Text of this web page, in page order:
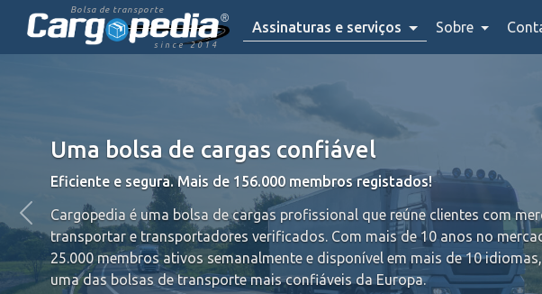
Bolsa de transporte
since 2014
Assinaturas e serviços Sobre
Uma bolsa de cargas confiável
Eficiente e segura. Mais de 156.000 membros registados!
Cargopedia é uma bolsa de cargas profissional que reúne clientes com
transportar e transportadores verificados. Com mais de 10 anos no
25.000 membros ativos semanalmente e disponível em mais de 10
uma das bolsas de transporte mais confiáveis da Europa.